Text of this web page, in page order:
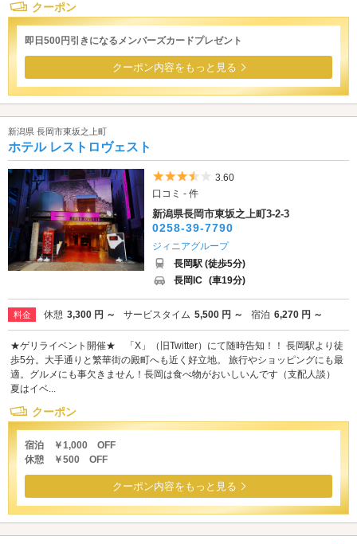
クーポン
即日500円引きになるメンバーズカードプレゼント
クーポン内容をもっと見る
新潟県 長岡市東坂之上町
ホテル レストロヴェスト
5つ星のうち3.5
3.60
口コミ - 件
新潟県長岡市東坂之上町3-2-3
0258-39-7790
ジィニアグループ
長岡駅 (徒歩5分)
長岡IC (車19分)
料金 休憩 3,300 円 ～ サービスタイム 5,500 円 ～ 宿泊 6,270 円 ～
★ゲリライベント開催★ 「X」（旧Twitter）にて随時告知！！ 長岡駅より徒
歩5分。大手通りと繁華街の殿町へも近く好立地。 旅行やショッピングにも最
適。グルメにも事欠きません！長岡は食べ物がおいしいんです（支配人談）
夏はイベ...
クーポン
宿泊 ￥1,000 OFF
休憩 ￥500 OFF
クーポン内容をもっと見る